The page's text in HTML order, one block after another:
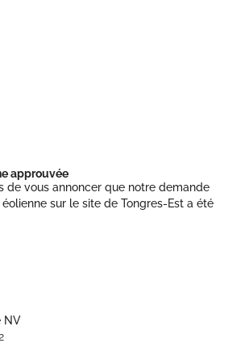
approuvée
de vous annoncer que notre demande
sur le site de Tongres-Est a été
NV